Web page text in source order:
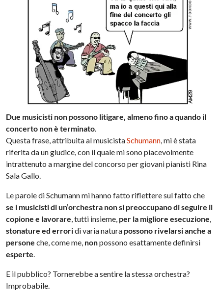
Due musicisti non possono litigare, almeno fino a quando il
concerto non è terminato.
Questa frase, attribuita al musicistaSchumann, mi è stata
riferita da un giudice, con il quale mi sono piacevolmente
intrattenuto a margine del concorso per giovani pianisti Rina
Sala Gallo.
Le parole di Schumann mi hanno fatto riflettere sul fatto che
se i musicisti di un’orchestra non si preoccupano di seguire il
copione e lavorare, tutti insieme, per la migliore esecuzione,
stonature ed erroridi varia natura possono rivelarsi anche a
persone che, come me, nonpossono esattamente definirsi
esperte.
E il pubblico? Tornerebbe a sentire la stessa orchestra?
Improbabile.